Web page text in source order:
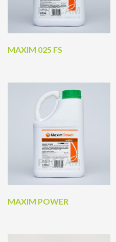
MAXIM 025 FS
MAXIM POWER